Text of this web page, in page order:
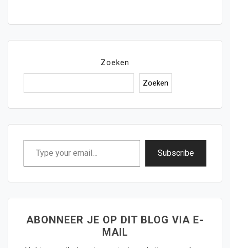
Zoeken
Zoeken
Subscribe
ABONNEER JE OP DIT BLOG VIA E-
MAIL